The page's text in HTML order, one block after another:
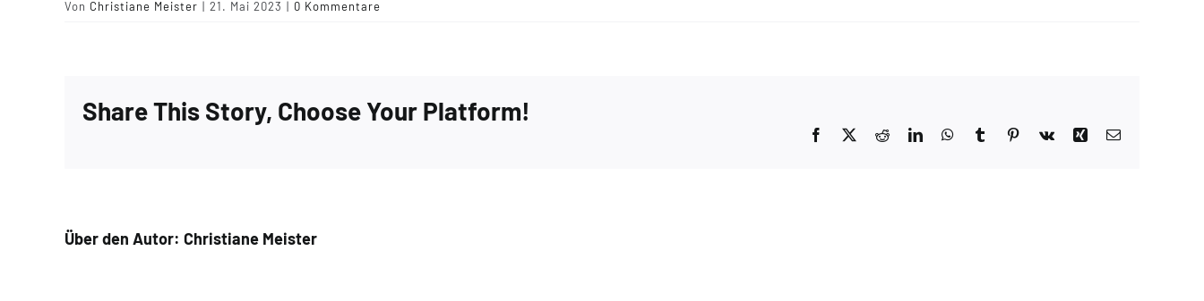
Von Christiane Meister | 21. Mai 2023 | 0 Kommentare
Share This Story, Choose Your Platform!
Facebook Reddit LinkedInWhatsApp
TumblrPinterest
Vk Xing
Über den Autor: Christiane Meister